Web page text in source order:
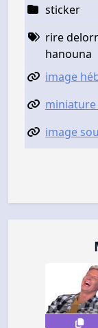
sticker
rire
hanouna
image
miniature
image